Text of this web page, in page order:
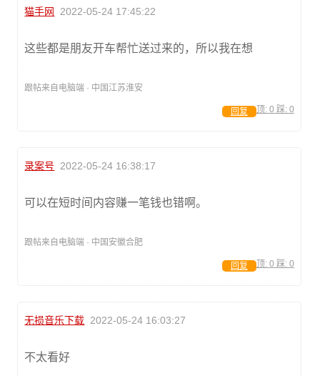
猫手网 2022-05-24 17:45:22
这些都是朋友开车帮忙送过来的，所以我在想
跟帖来自电脑端 · 中国江苏淮安
顶: 0 踩: 0
回复
录案号 2022-05-24 16:38:17
可以在短时间内容赚一笔钱也错啊。
跟帖来自电脑端 · 中国安徽合肥
顶: 0 踩: 0
回复
无损音乐下载 2022-05-24 16:03:27
不太看好